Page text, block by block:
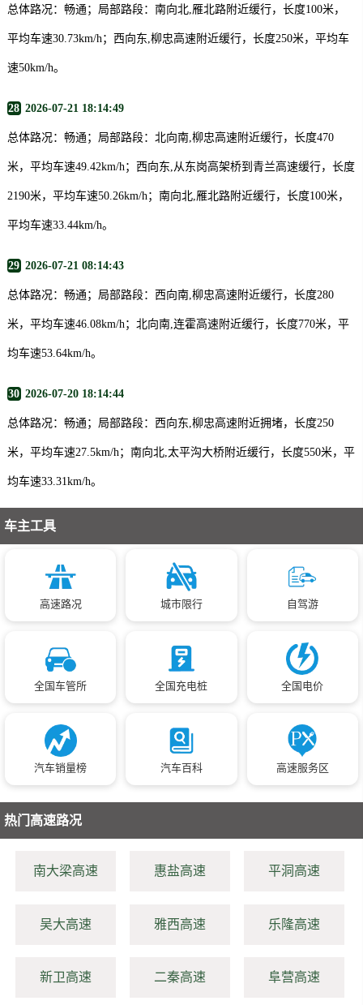
总体路况：畅通；局部路段：南向北,雁北路附近缓行，长度100米，
平均车速30.73km/h；西向东,柳忠高速附近缓行，长度250米，平均车
速50km/h。
28 2026-07-21 18:14:49
总体路况：畅通；局部路段：北向南,柳忠高速附近缓行，长度470
米，平均车速49.42km/h；西向东,从东岗高架桥到青兰高速缓行，长度
2190米，平均车速50.26km/h；南向北,雁北路附近缓行，长度100米，
平均车速33.44km/h。
29 2026-07-21 08:14:43
总体路况：畅通；局部路段：西向南,柳忠高速附近缓行，长度280
米，平均车速46.08km/h；北向南,连霍高速附近缓行，长度770米，平
均车速53.64km/h。
30 2026-07-20 18:14:44
总体路况：畅通；局部路段：西向东,柳忠高速附近拥堵，长度250
米，平均车速27.5km/h；南向北,太平沟大桥附近缓行，长度550米，平
均车速33.31km/h。
车主工具
高速路况 城市限行 自驾游
全国车管所 全国充电桩 全国电价
汽车销量榜 汽车百科 高速服务区
热门高速路况
南大梁高速 惠盐高速 平洞高速
吴大高速 雅西高速 乐隆高速
新卫高速 二秦高速 阜营高速